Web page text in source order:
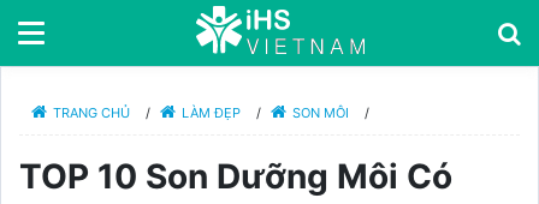
TRANG CHỦ / LÀM ĐẸP / SON MÔI /
TOP 10 Son Dưỡng Môi Có